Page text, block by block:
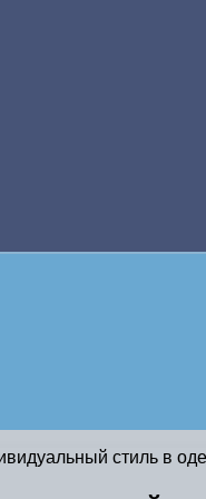
стиль в